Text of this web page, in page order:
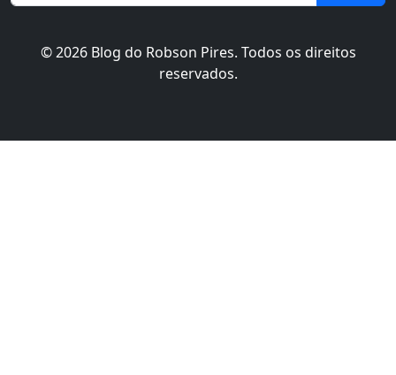
© 2026 Blog do Robson Pires. Todos os direitos
reservados.